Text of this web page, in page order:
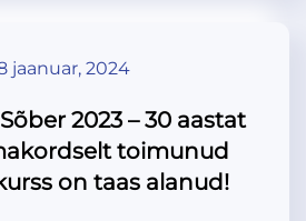
jaanuar, 2024
2023 – 30 aastat
toimunud
on taas alanud!